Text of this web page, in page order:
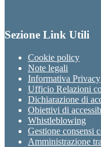
Sezione Link Utili
Cookie policy
Note legali
Informativa Privacy
Ufficio Relazioni
Dichiarazione di
Obiettivi di
Whistleblowing
Gestione consensi
Amministrazione